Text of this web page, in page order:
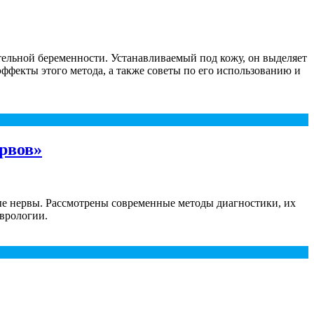
беременности. Устанавливаемый под кожу, он выделяет
этого метода, а также советы по его использованию и
нервы. Рассмотрены современные методы диагностики, их